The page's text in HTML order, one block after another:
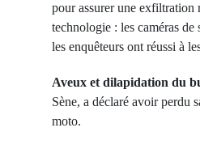
pour assurer une exfiltration
technologie : les caméras
les enquêteurs ont réussi à
Aveux et dilapidation du
Sène, a déclaré avoir perdu
moto.